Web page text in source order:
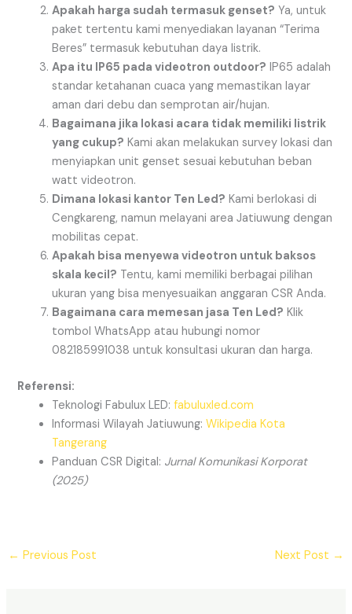
Apakah harga sudah termasuk genset? Ya, untuk
paket tertentu kami menyediakan layanan “Terima
Beres” termasuk kebutuhan daya listrik.
Apa itu IP65 pada videotron outdoor? IP65 adalah
standar ketahanan cuaca yang memastikan layar
aman dari debu dan semprotan air/hujan.
Bagaimana jika lokasi acara tidak memiliki listrik
yang cukup? Kami akan melakukan survey lokasi dan
menyiapkan unit genset sesuai kebutuhan beban
watt videotron.
Dimana lokasi kantor Ten Led? Kami berlokasi di
Cengkareng, namun melayani area Jatiuwung dengan
mobilitas cepat.
Apakah bisa menyewa videotron untuk baksos
skala kecil? Tentu, kami memiliki berbagai pilihan
ukuran yang bisa menyesuaikan anggaran CSR Anda.
Bagaimana cara memesan jasa Ten Led? Klik
tombol WhatsApp atau hubungi nomor
082185991038 untuk konsultasi ukuran dan harga.
Referensi:
Teknologi Fabulux LED:fabuluxled.com
Informasi Wilayah Jatiuwung:Wikipedia Kota
Tangerang
Panduan CSR Digital: Jurnal Komunikasi Korporat
(2025)
← Previous Post Next Post →